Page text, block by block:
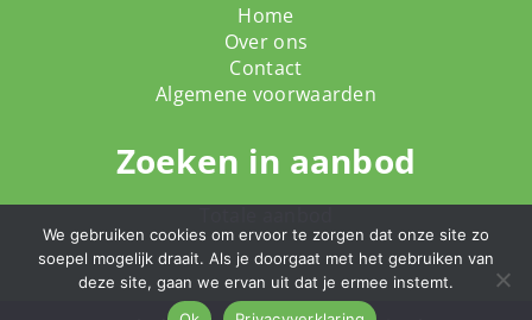
Home
Over ons
Contact
Algemene voorwaarden
Zoeken in aanbod
We gebruiken cookies om ervoor te zorgen dat onze site zo
soepel mogelijk draait. Als je doorgaat met het gebruiken van
deze site, gaan we ervan uit dat je ermee instemt.